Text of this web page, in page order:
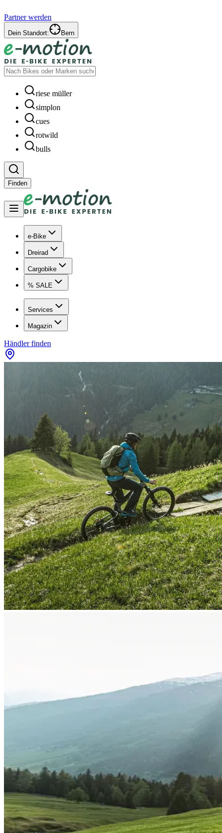
Partner werden
Dein Standort: Bern
riese müller
simplon
cues
rotwild
bulls
Finden
e-Bike
Dreirad
Cargobike
% SALE
Services
Magazin
Händler finden